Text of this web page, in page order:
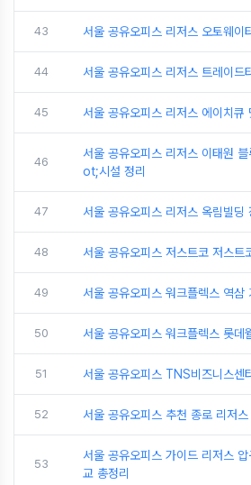
43 서울 공유오피스 리저스 오토웨이
44 서울 공유오피스 리저스 트레이드
45 서울 공유오피스 리저스 에이치큐
46
서울 공유오피스 리저스 이태원
ot;시설 정리
47 서울 공유오피스 리저스 옥림빌딩
48 서울 공유오피스 저스트코 저스트
49 서울 공유오피스 워크플렉스 역삼
50 서울 공유오피스 워크플렉스 롯데
51 서울 공유오피스 TNS비즈니스센
52 서울 공유오피스 추천 종로 리저
53
서울 공유오피스 가이드 리저스 압
교 총정리